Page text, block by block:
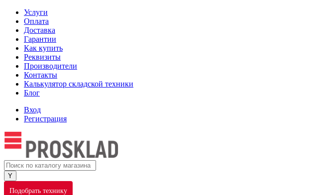
Услуги
Оплата
Доставка
Гарантии
Как купить
Реквизиты
Производители
Контакты
Калькулятор складской техники
Блог
Вход
Регистрация
Подобрать технику